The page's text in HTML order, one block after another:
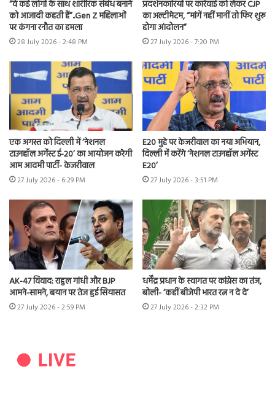
“वे कई लोगों के साथ शारीरिक संबंध बनाने
को आजादी कहती हैं”..Gen Z महिलाओं
पर कंगना रनौत का हमला
28 July 2026 - 2:48 PM
प्रदर्शनकारियों पर कार्रवाई को लेकर CJP
का अल्टीमेटम, “मांगें नहीं मानीं तो फिर शुरू
होगा आंदोलन”
27 July 2026 - 7:20 PM
एक अगस्त को दिल्ली में ‘नेशनल
टाउनहॉल अगेंस्ट ई-20’ का आयोजन करेगी
आम आदमी पार्टी- केजरीवाल
27 July 2026 - 6:29 PM
E20 मुद्दे पर केजरीवाल का नया अभियान,
दिल्ली में करेंगे ‘नेशनल टाउनहॉल अगेंस्ट
E20’
27 July 2026 - 3:51 PM
AK-47 विवाद: राहुल गांधी और BJP
आमने-सामने, बयान पर तेज हुई सियासत
27 July 2026 - 2:59 PM
धर्मेंद्र प्रधान के स्वागत पर कांग्रेस का तंज,
बोली- ‘कहीं बीजेपी भारत रत्न न दे दे’
27 July 2026 - 2:32 PM